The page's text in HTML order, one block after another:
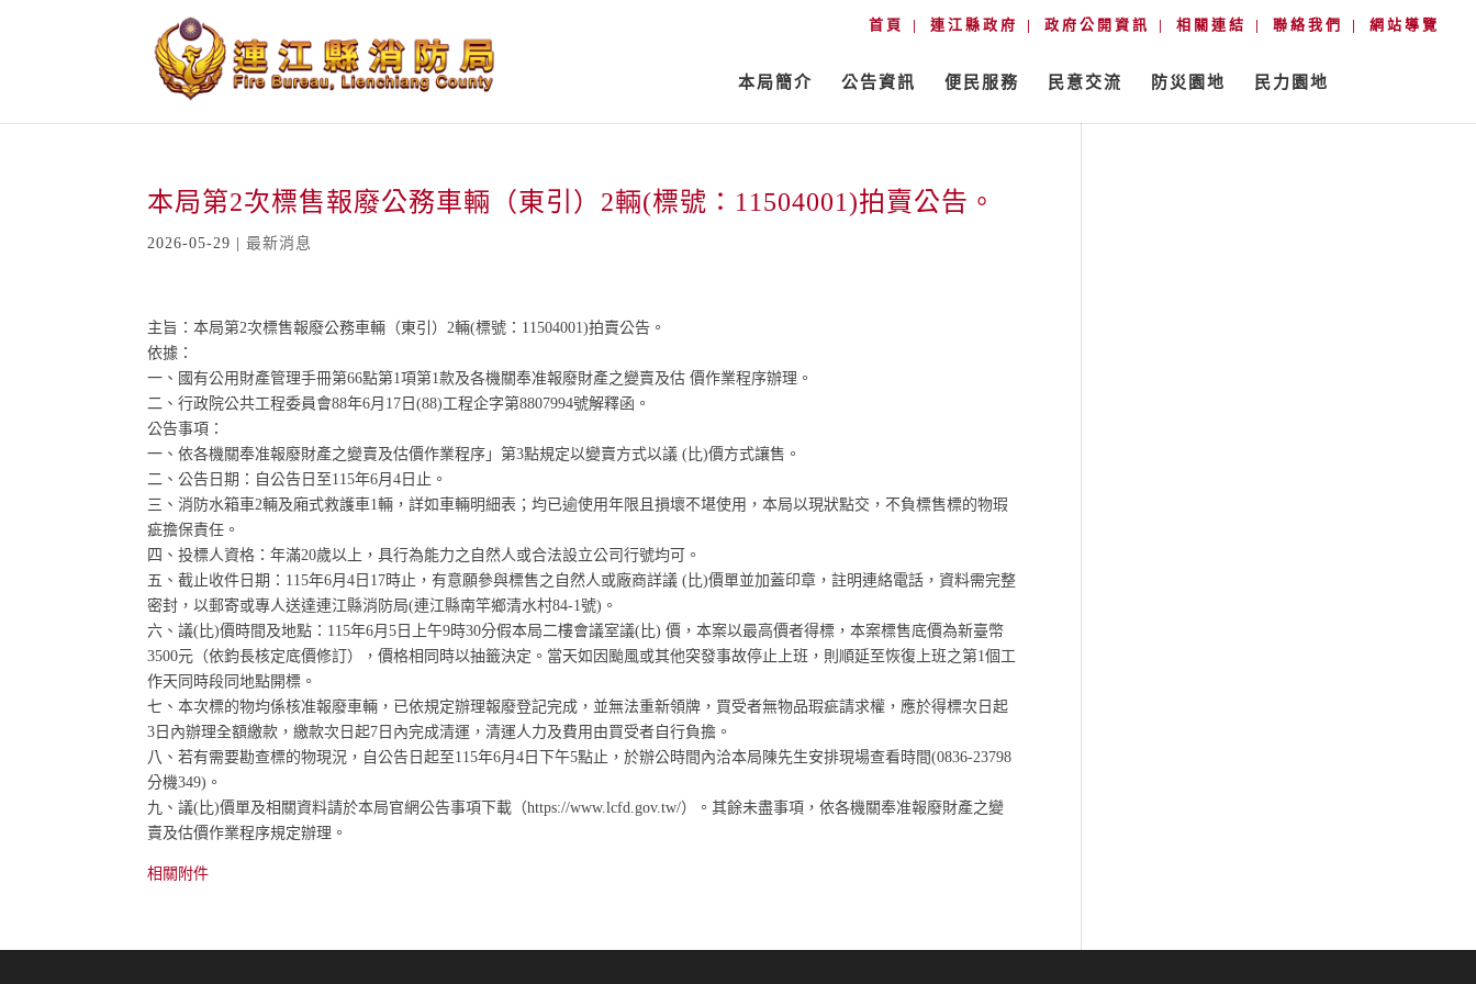
容
首頁 連江縣政府 政府公開資訊 相關連結 聯絡我們 網站導覽
本局簡介 公告資訊 便民服務 民意交流 防災園地 民力園地
本局第2次標售報廢公務車輛（東引）2輛(標號：11504001)拍賣公告。
2026-05-29 |最新消息
主旨：本局第2次標售報廢公務車輛（東引）2輛(標號：11504001)拍賣公告。
依據：
一、國有公用財產管理手冊第66點第1項第1款及各機關奉准報廢財產之變賣及估 價作業程序辦理。
二、行政院公共工程委員會88年6月17日(88)工程企字第8807994號解釋函。
公告事項：
一、依各機關奉准報廢財產之變賣及估價作業程序」第3點規定以變賣方式以議 (比)價方式讓售。
二、公告日期：自公告日至115年6月4日止。
三、消防水箱車2輛及廂式救護車1輛，詳如車輛明細表；均已逾使用年限且損壞不堪使用，本局以現狀點交，不負標售標的物瑕
疵擔保責任。
四、投標人資格：年滿20歲以上，具行為能力之自然人或合法設立公司行號均可。
五、截止收件日期：115年6月4日17時止，有意願參與標售之自然人或廠商詳議 (比)價單並加蓋印章，註明連絡電話，資料需完整
密封，以郵寄或專人送達連江縣消防局(連江縣南竿鄉清水村84-1號)。
六、議(比)價時間及地點：115年6月5日上午9時30分假本局二樓會議室議(比) 價，本案以最高價者得標，本案標售底價為新臺幣
3500元（依鈞長核定底價修訂），價格相同時以抽籤決定。當天如因颱風或其他突發事故停止上班，則順延至恢復上班之第1個工
作天同時段同地點開標。
七、本次標的物均係核准報廢車輛，已依規定辦理報廢登記完成，並無法重新領牌，買受者無物品瑕疵請求權，應於得標次日起
3日內辦理全額繳款，繳款次日起7日內完成清運，清運人力及費用由買受者自行負擔。
八、若有需要勘查標的物現況，自公告日起至115年6月4日下午5點止，於辦公時間內洽本局陳先生安排現場查看時間(0836-23798
分機349)。
九、議(比)價單及相關資料請於本局官網公告事項下載（https://www.lcfd.gov.tw/）。其餘未盡事項，依各機關奉准報廢財產之變
賣及估價作業程序規定辦理。
相關附件